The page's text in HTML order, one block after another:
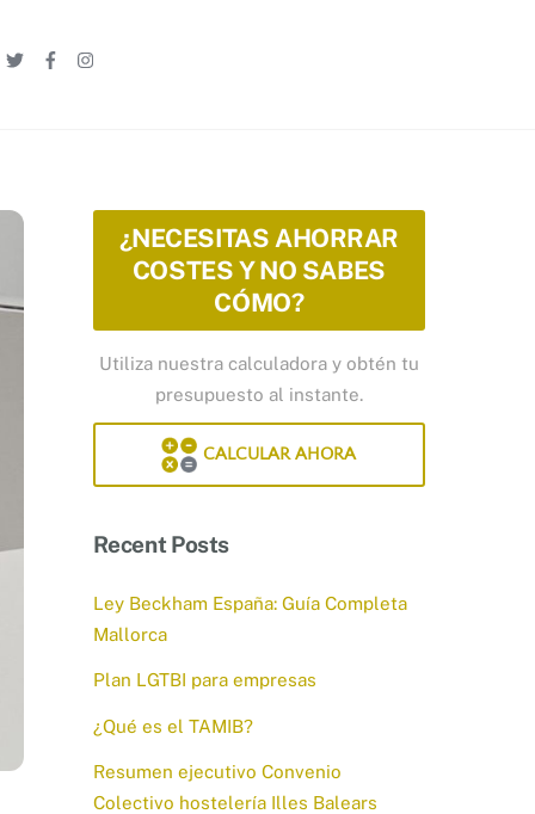
TwitterFacebook
¿NECESITAS AHORRAR
COSTES Y NO SABES
CÓMO?
Utiliza nuestra calculadora y obtén tu
presupuesto al instante.
CALCULAR AHORA
Recent Posts
Ley Beckham España: Guía Completa
Mallorca
Plan LGTBI para empresas
¿Qué es el TAMIB?
Resumen ejecutivo Convenio
Colectivo hostelería Illes Balears